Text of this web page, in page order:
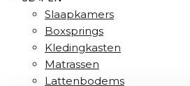
Slaapkamers
Boxsprings
Kledingkasten
Matrassen
Lattenbodems